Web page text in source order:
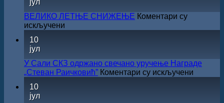
ЖИЧКЕ
ХРИСОВУЉЕ
ЗА
јул
ВЕЛИКО ЛЕТЊЕ СНИЖЕЊЕ Коментари су
искључени
10
јул
У Сали СКЗ одржано свечано уручење Награде
„Стеван Раичковић” Коментари су искључени
10
јул